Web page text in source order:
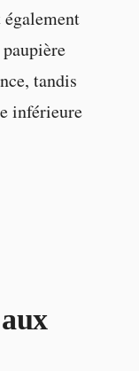
tandis
inférieure